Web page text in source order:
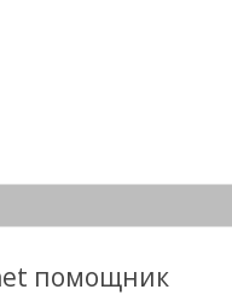
помощник